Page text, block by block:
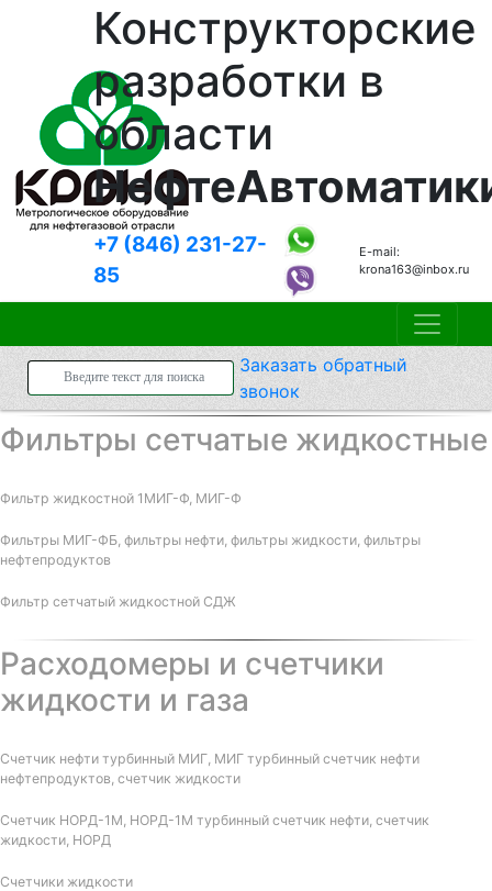
Конструкторские
разработки в
области
+7 (846) 231-27-
85
E-mail:
krona163@inbox.ru
Заказатьобратный
звонок
Фильтры сетчатые жидкостные
Фильтр жидкостной 1МИГ-Ф, МИГ-Ф
Фильтры МИГ-ФБ, фильтры нефти, фильтры жидкости, фильтры
нефтепродуктов
Фильтр сетчатый жидкостной СДЖ
Расходомеры и счетчики
жидкости и газа
Счетчик нефти турбинный МИГ, МИГ турбинный счетчик нефти
нефтепродуктов, счетчик жидкости
Счетчик НОРД-1М, НОРД-1М турбинный счетчик нефти, счетчик
жидкости, НОРД
Счетчики жидкости